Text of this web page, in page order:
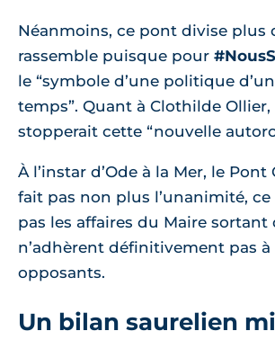
Néanmoins, ce pont divise plus
rassemble puisque pour
le “symbole d’une politique
temps”. Quant à Clothilde Ollier,
stopperait cette “nouvelle
À l’instar d’Ode à la Mer, le
fait pas non plus l’unanimité, ce
pas les affaires du Maire sortant
n’adhèrent définitivement pas à
opposants.
Un bilan saurelien